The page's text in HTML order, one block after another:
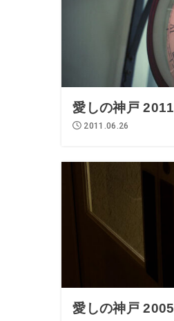
愛しの神戸 2011
2011.06.26
愛しの神戸 2005